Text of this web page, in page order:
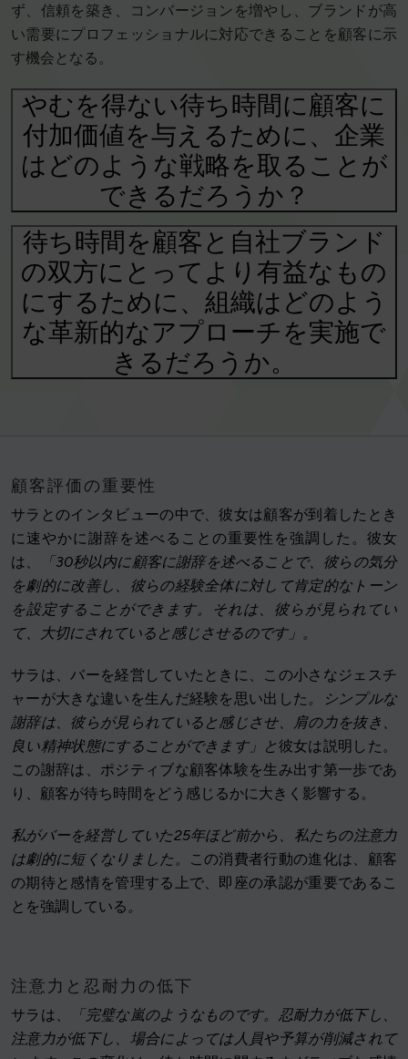
ず、信頼を築き、コンバージョンを増やし、ブランドが高
い需要にプロフェッショナルに対応できることを顧客に示
す機会となる。
やむを得ない待ち時間に顧客に
付加価値を与えるために、企業
はどのような戦略を取ることが
できるだろうか？
待ち時間を顧客と自社ブランド
の双方にとってより有益なもの
にするために、組織はどのよう
な革新的なアプローチを実施で
きるだろうか。
顧客評価の重要性
サラとのインタビューの中で、彼女は顧客が到着したとき
に速やかに謝辞を述べることの重要性を強調した。彼女
は、
「30秒以内に顧客に謝辞を述べることで、彼らの気分
を劇的に改善し、彼らの経験全体に対して肯定的なトーン
を設定することができます。それは、彼らが見られてい
て、大切にされていると感じさせるのです」。
サラは、バーを経営していたときに、この小さなジェスチ
ャーが大きな違いを生んだ経験を思い出した 。シンプルな
謝辞は、彼らが見られていると感じさせ、肩の力を抜き、
良い精神状態にすることができます」と彼女は説明した。
この謝辞は、ポジティブな顧客体験を生み出す第一歩であ
り、顧客が待ち時間をどう感じるかに大きく影響する。
私がバーを経営していた25年ほど前から、私たちの注意力
は劇的に短くなりました。
この消費者行動の進化は、顧客
の期待と感情を管理する上で、即座の承認が重要であるこ
とを強調している 。
注意力と忍耐力の低下
サラは、
「完璧な嵐のようなものです。忍耐力が低下し、
注意力が低下し、場合によっては人員や予算が削減されて